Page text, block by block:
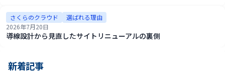
さくらのクラウド
選ばれる理由
2026年7月20日
導線設計から見直したサイトリニューアルの裏側
新着記事